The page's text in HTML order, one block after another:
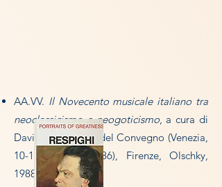
AA.VV. Il Novecento musicale italiano tra
neoclassicismo e neogoticismo, a cura di
David Bryant. Atti del Convegno (Venezia,
10-12 ottobre 1986), Firenze, Olschky,
1988